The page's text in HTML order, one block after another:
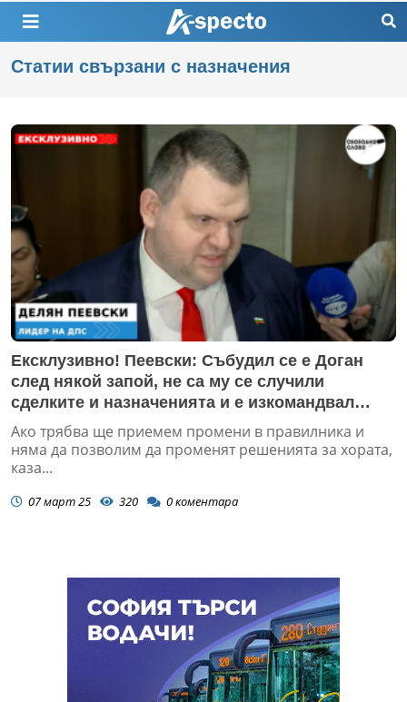
Статии свързани с назначения
Ексклузивно! Пеевски: Събудил се е Доган
след някой запой, не са му се случили
сделките и назначенията и е изкомандвал
малките си палави слуги! (ВИДЕО)
Ако трябва ще приемем промени в правилника и
няма да позволим да променят решенията за хората,
каза...
07 март 25 320 0коментара